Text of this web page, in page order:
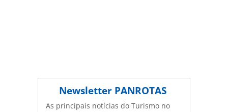
Newsletter PANROTAS
As principais notícias do Turismo no